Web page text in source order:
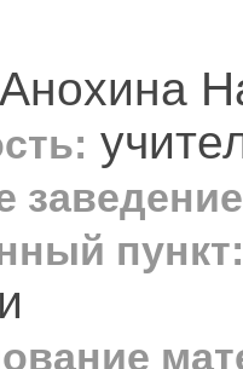
Анохина
пункт: